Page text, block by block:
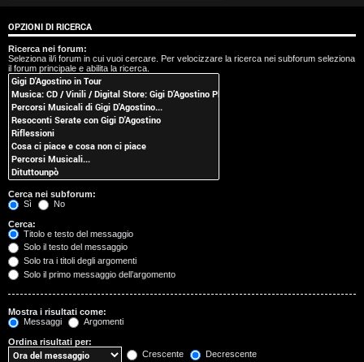
i
s
e
n
z
a
r
i
s
p
o
s
OPZIONI DI RICERCA
Ricerca nei forum:
Seleziona il/i forum in cui vuoi cercare. Per velocizzare la ricerca nei subforum seleziona
il forum principale e abilita la ricerca.
Cerca nei subforum:
Sì
No
Cerca:
Titolo e testo del messaggio
Solo il testo del messaggio
Solo tra i titoli degli argomenti
Solo il primo messaggio dell’argomento
Mostra i risultati come:
Messaggi
Argomenti
Ordina risultati per:
Crescente
Decrescente